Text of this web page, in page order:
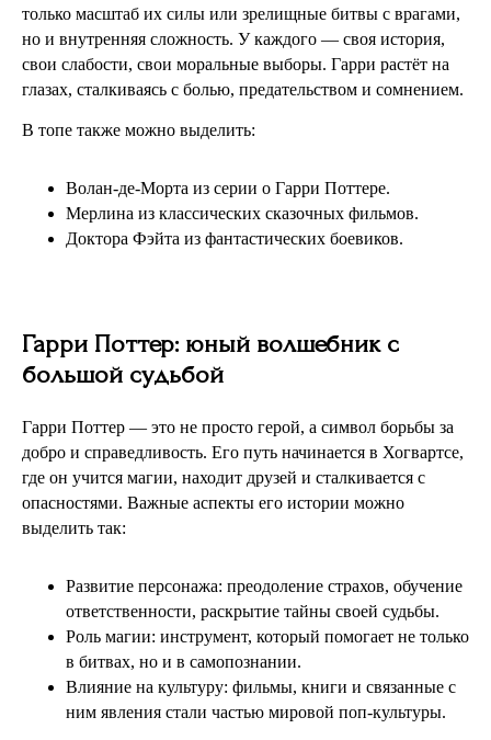
только масштаб их силы или зрелищные битвы с врагами,
но и внутренняя сложность. У каждого — своя история,
свои слабости, свои моральные выборы. Гарри растёт на
глазах, сталкиваясь с болью, предательством и сомнением.
В топе также можно выделить:
Волан-де-Морта из серии о Гарри Поттере.
Мерлина из классических сказочных фильмов.
Доктора Фэйта из фантастических боевиков.
Гарри Поттер: юный волшебник с
большой судьбой
Гарри Поттер — это не просто герой, а символ борьбы за
добро и справедливость. Его путь начинается в Хогвартсе,
где он учится магии, находит друзей и сталкивается с
опасностями. Важные аспекты его истории можно
выделить так:
Развитие персонажа: преодоление страхов, обучение
ответственности, раскрытие тайны своей судьбы.
Роль магии: инструмент, который помогает не только
в битвах, но и в самопознании.
Влияние на культуру: фильмы, книги и связанные с
ним явления стали частью мировой поп-культуры.